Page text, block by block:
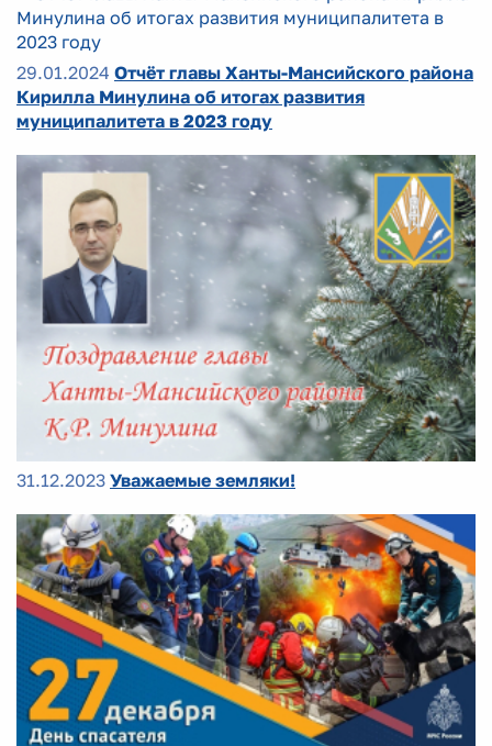
29.01.2024 Отчёт главы Ханты-Мансийского района
Кирилла Минулина об итогах развития
муниципалитета в 2023 году
31.12.2023 Уважаемые земляки!